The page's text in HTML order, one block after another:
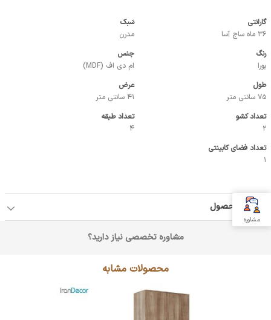
گارانتی
36 ماه ساج آسا
سَبک
مدرن
رنگ
بورا
جنس
ام دی اف (MDF)
طول
75 سانتی متر
عرض
41 سانتی متر
تعداد کشو
2
تعداد طبقه
4
تعداد فضای کابینتی
1
جزئیات محصول
مشاوره تخصصی نیاز دارید؟
محصولات مشابه
مشاوره